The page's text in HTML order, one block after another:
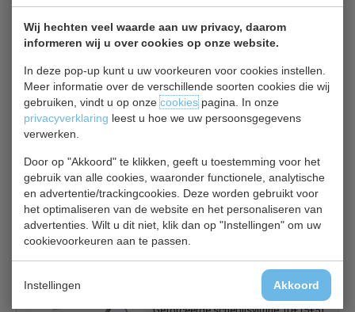
Wij hechten veel waarde aan uw privacy, daarom
informeren wij u over cookies op onze website.
In deze pop-up kunt u uw voorkeuren voor cookies instellen.
Meer informatie over de verschillende soorten cookies die wij
gebruiken, vindt u op onzecookiespagina. In onze
privacyverklaring leest u hoe we uw persoonsgegevens
verwerken.
Door op "Akkoord" te klikken, geeft u toestemming voor het
gebruik van alle cookies, waaronder functionele, analytische
en advertentie/trackingcookies. Deze worden gebruikt voor
het optimaliseren van de website en het personaliseren van
advertenties. Wilt u dit niet, klik dan op "Instellingen" om uw
cookievoorkeuren aan te passen.
Instellingen Akkoord
IJsvitrine Java 7472.0130
Schepijsvitrine 8x 5 liter
€ 1365,00 € 983,00
Schepijsvitrine bekijken
Schepijsvitrine 10 (5+5) x5 liter
€ 5631,00 € 4223,00
Schepijsvitrine bekijken